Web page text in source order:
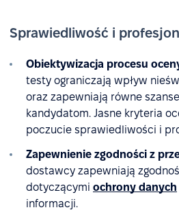
Sprawiedliwość i
Obiektywizacja procesu
testy ograniczają wpływ
oraz zapewniają równe
kandydatom. Jasne kryteria
poczucie sprawiedliwości i
Zapewnienie zgodności z
dostawcy zapewniają
dotyczącymi ochrony danych
informacji.